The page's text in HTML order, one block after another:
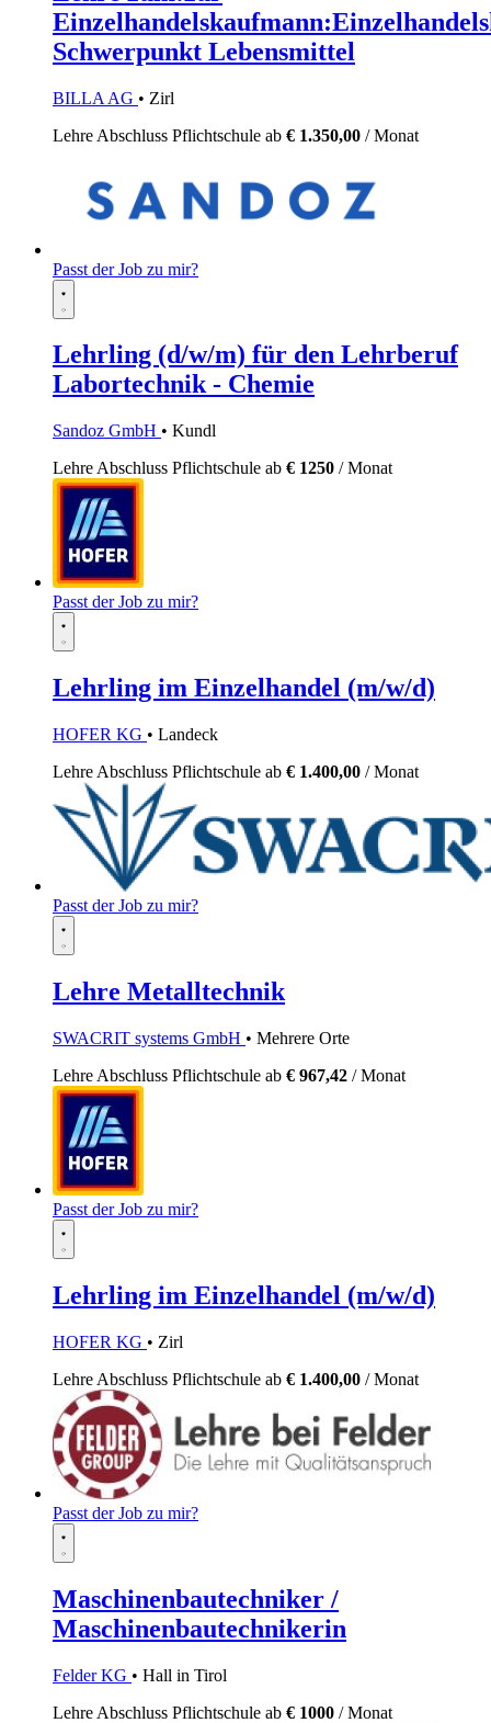
Schwerpunkt Lebensmittel
BILLA AG • Zirl
Lehre Abschluss Pflichtschule ab € 1.350,00 / Monat
Passt der Job zu mir?
Lehrling (d/w/m) für den Lehrberuf
Labortechnik - Chemie
Sandoz GmbH • Kundl
Lehre Abschluss Pflichtschule ab € 1250 / Monat
Passt der Job zu mir?
Lehrling im Einzelhandel (m/w/d)
HOFER KG • Landeck
Lehre Abschluss Pflichtschule ab € 1.400,00 / Monat
Passt der Job zu mir?
Lehre Metalltechnik
SWACRIT systems GmbH • Mehrere Orte
Lehre Abschluss Pflichtschule ab € 967,42 / Monat
Passt der Job zu mir?
Lehrling im Einzelhandel (m/w/d)
HOFER KG • Zirl
Lehre Abschluss Pflichtschule ab € 1.400,00 / Monat
Passt der Job zu mir?
Maschinenbautechniker /
Maschinenbautechnikerin
Felder KG • Hall in Tirol
Lehre Abschluss Pflichtschule ab € 1000 / Monat